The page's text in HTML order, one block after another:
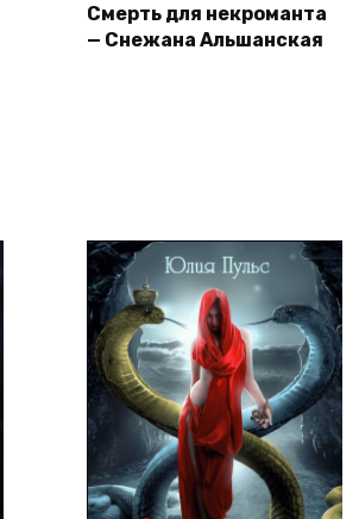
Смерть для некроманта
— Снежана Альшанская